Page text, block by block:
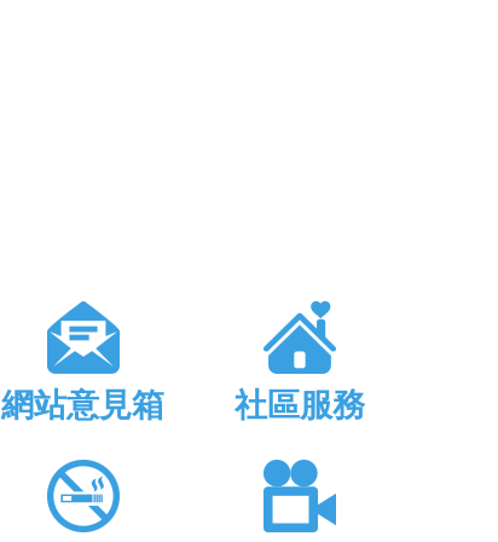
網站意見箱 社區服務